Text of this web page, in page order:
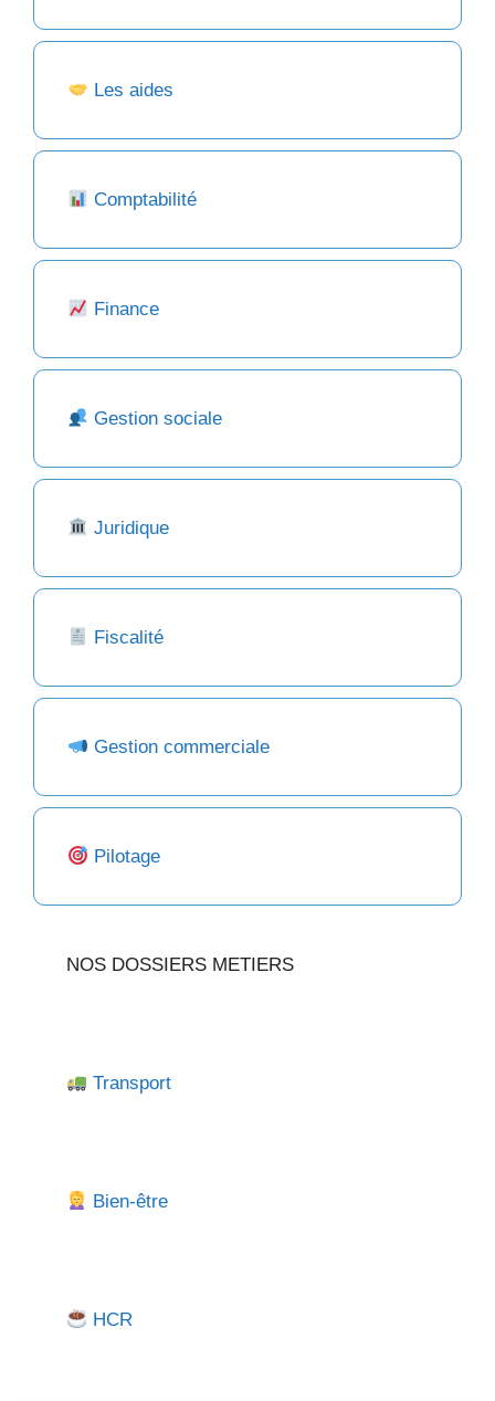
Les aides
Comptabilité
Finance
Gestion sociale
Juridique
Fiscalité
Gestion commerciale
Pilotage
NOS DOSSIERS METIERS
Transport
Bien-être
HCR